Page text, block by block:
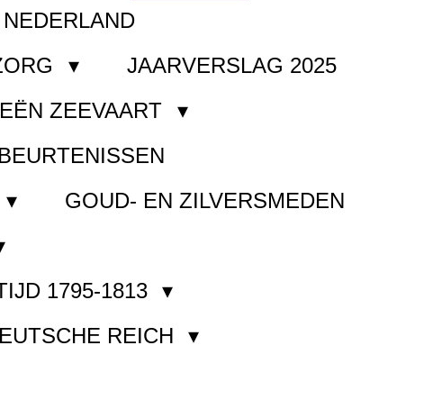
JAARVERSLAG 2025
ZEEVAART
GOUD- EN ZILVERSMEDEN
1795-1813
REICH